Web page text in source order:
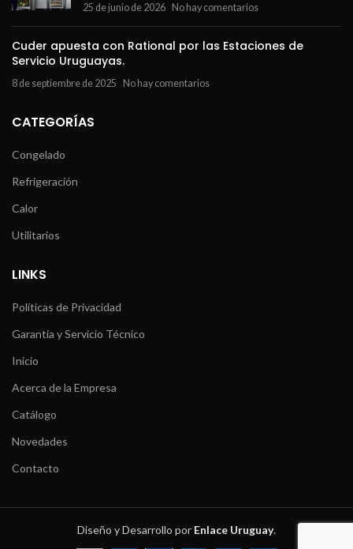
25 de junio de 2026 No hay comentarios
Cuder apuesta con Rational por las Estaciones de
Servicio Uruguayas.
8 de septiembre de 2025 No hay comentarios
CATEGORÍAS
Congelado
Refrigeración
Calor
Utilitarios
LINKS
Políticas de Privacidad
Garantía y Servicio Técnico
Inicio
Acerca de la Empresa
Catálogo
Novedades
Contacto
Diseño y Desarrollo por Enlace Uruguay.